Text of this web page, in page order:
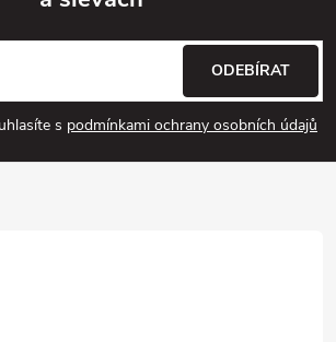
s podmínkami ochrany osobních údajů
ODEBÍRAT